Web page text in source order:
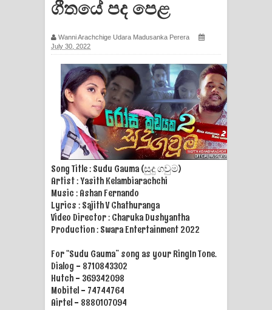
ගීතයේ පද පෙළ
Ras Balan Song Lyrics - රැස් බලන්
ගීතයේ පද පෙළ
Hoda sihiyen Song Lyrics - හොද
සිහියෙන් ගීතයේ පද පෙළ
Awanken Song Lyrics - අවංකෙන්
ගීතයේ පද පෙළ
Pa Sina Song Lyrics - පෑ සිනා ගීතයේ
පද පෙළ
පෙම්වන්තියේ ගීතයේ පද පෙළ
Manobhawa Song Lyrics - මනෝභව
ගීතයේ පද පෙළ
Wanni Arachchige Udara Madusanka Perera
July 30, 2022
Song Title : Sudu Gauma (සුදු ගවුම)
Artist : Yasith Kelambiarachchi
Music : Ashan Fernando
Lyrics : Sajith V Chathuranga
Video Director : Charuka Dushyantha
Production : Swara Entertainment 2022
For “Sudu Gauma” song as your RingIn Tone.
Dialog - 8710843302
Hutch - 369342098
Mobitel - 74744764
Airtel - 8880107094